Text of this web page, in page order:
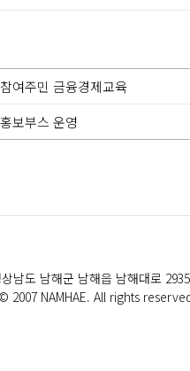
참여주민 금융경제교육
홍보부스 운영
남도 남해군 남해읍 남해대로
2007 NAMHAE. All rights